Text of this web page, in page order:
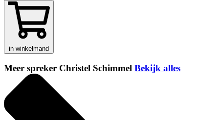
in winkelmand
Meer spreker Christel Schimmel Bekijk alles